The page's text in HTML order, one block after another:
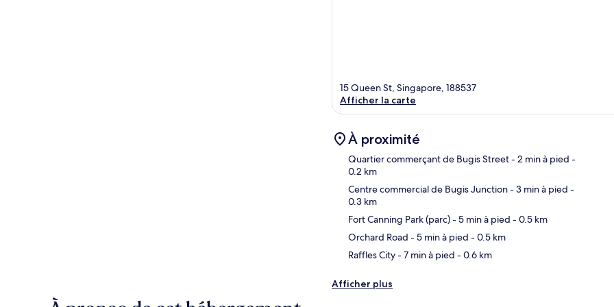
15 Queen St, Singapore, 188537
Afficher la carte
À proximité
Quartier commerçant de Bugis Street- 2 min à pied -
0.2 km
Centre commercial de Bugis Junction- 3 min à pied -
0.3 km
Fort Canning Park (parc)- 5 min à pied - 0.5 km
Orchard Road - 5 min à pied - 0.5 km
Raffles City- 7 min à pied - 0.6 km
Afficher plus